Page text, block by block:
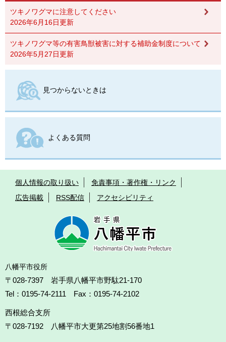
ツキノワグマに注意してください
2026年6月16日更新
ツキノワグマ等の有害鳥獣被害に対する補助金制度について
2026年5月27日更新
見つからないときは
よくある質問
個人情報の取り扱い
免責事項・著作権・リンク
広告掲載
RSS配信 アクセシビリティ
八幡平市役所
〒028-7397 岩手県八幡平市野駄21-170
Tel：0195-74-2111 Fax：0195-74-2102
西根総合支所
〒028-7192
八幡平市大更第25地割56番地1